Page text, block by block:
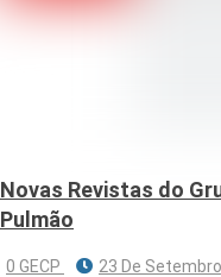
Novas Revistas do
Pulmão
0 GECP 23 De